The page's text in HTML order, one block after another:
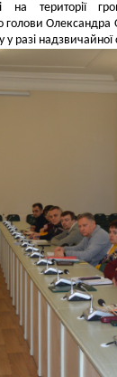
на території
голови Олександра
у разі надзвичайної